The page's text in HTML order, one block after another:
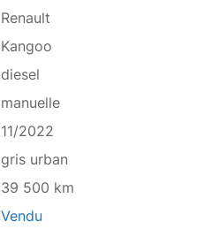
Renault
Kangoo
diesel
manuelle
11/2022
gris urban
39 500 km
Vendu